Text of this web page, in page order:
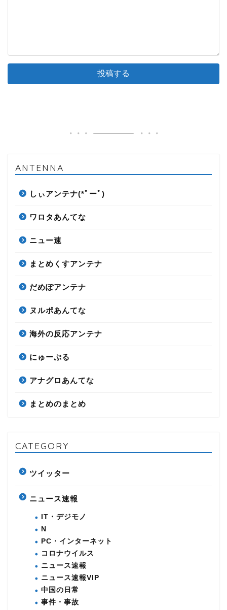
ANTENNA
しぃアンテナ(*ﾟーﾟ)
ワロタあんてな
ニュー速
まとめくすアンテナ
だめぽアンテナ
ヌルポあんてな
海外の反応アンテナ
にゅーぷる
アナグロあんてな
まとめのまとめ
CATEGORY
ツイッター
ニュース速報
IT・デジモノ
N
PC・インターネット
コロナウイルス
ニュース速報
ニュース速報VIP
中国の日常
事件・事故